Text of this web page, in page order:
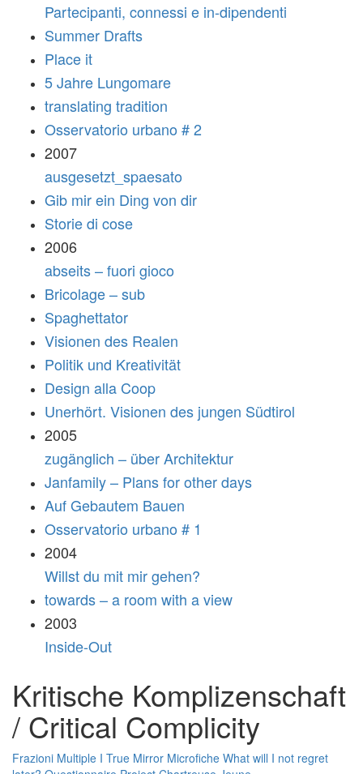
Partecipanti, connessi e in-dipendenti
Summer Drafts
Place it
5 Jahre Lungomare
translating tradition
Osservatorio urbano # 2
2007
ausgesetzt_spaesato
Gib mir ein Ding von dir
Storie di cose
2006
abseits – fuori gioco
Bricolage – sub
Spaghettator
Visionen des Realen
Politik und Kreativität
Design alla Coop
Unerhört. Visionen des jungen Südtirol
2005
zugänglich – über Architektur
Janfamily – Plans for other days
Auf Gebautem Bauen
Osservatorio urbano # 1
2004
Willst du mit mir gehen?
towards – a room with a view
2003
Inside-Out
Kritische Komplizenschaft
/ Critical Complicity
Frazioni Multiple I True Mirror Microfiche What will I not regret